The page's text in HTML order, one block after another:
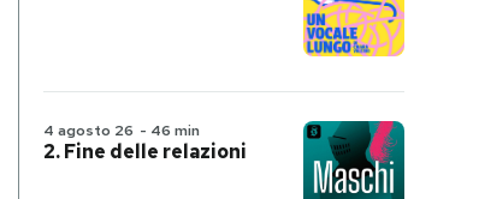
4 agosto 26 - 46 min
2. Fine delle relazioni